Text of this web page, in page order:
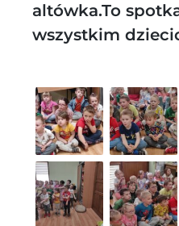
altówka.To
wszystkim